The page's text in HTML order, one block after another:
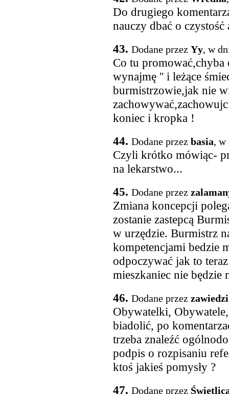
Do drugiego
nauczy dbać o
43. Dodane przez Yy, w
Co tu promować,chyba
wynajmę '' i leżące
burmistrzowie,jak nie
koniec i kropka !
44. Dodane przez basia, w
Czyli krótko mówiąc-
na lekarstwo...
45. Dodane przez
Zmiana koncepcji
zostanie zastepcą
w urzędzie. Burmistrz
kompetencjami bedzie
odpoczywać jak to
mieszkaniec nie będzie
46. Dodane przez
Obywatelki,
biadolić, po
trzeba znaleźć
podpis o rozpisaniu
ktoś jakieś pomysły ?
47. Dodane przez